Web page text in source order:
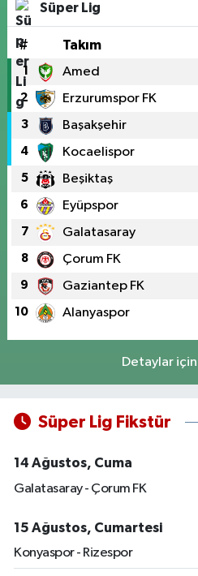
Süper Lig
# Takım
1 Amed
2 Erzurumspor FK
3 Başakşehir
4 Kocaelispor
5 Beşiktaş
6 Eyüpspor
7 Galatasaray
8 Çorum FK
9 Gaziantep FK
10 Alanyaspor
Detaylar için
Süper Lig Fikstür
14 Ağustos, Cuma
Galatasaray - Çorum FK
15 Ağustos, Cumartesi
Konyaspor - Rizespor